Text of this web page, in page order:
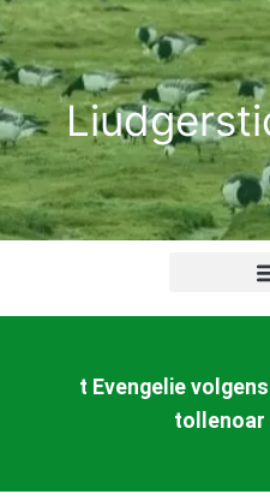
Ga
naar
de
inhoud
t Evengelie
tollenoar